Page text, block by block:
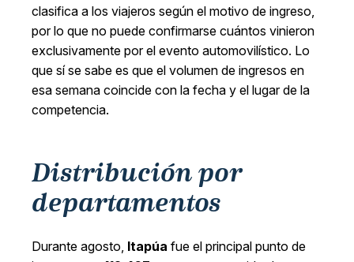
clasifica a los viajeros según el motivo de ingreso,
por lo que no puede confirmarse cuántos vinieron
exclusivamente por el evento automovilístico. Lo
que sí se sabe es que el volumen de ingresos en
esa semana coincide con la fecha y el lugar de la
competencia.
Distribución por
departamentos
Durante agosto, Itapúa fue el principal punto de